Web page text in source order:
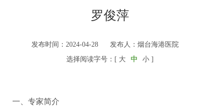
罗俊萍
发布时间：2024-04-28
发布人：烟台海港医院
选择阅读字号：[ 大 中 小 ]
一、专家简介